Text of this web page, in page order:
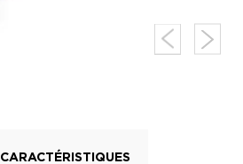
CARACTÉRISTIQUES